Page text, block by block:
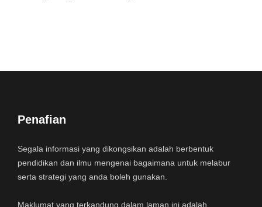
Penafian
Segala informasi yang dikongsikan adalah berbentuk
pendidikan dan ilmu mengenai bagaimana untuk melabur
serta strategi yang anda boleh gunakan.
Maklumat yang terkandung dalam laman ini adalah